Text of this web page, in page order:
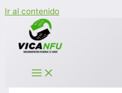
Ir al contenido